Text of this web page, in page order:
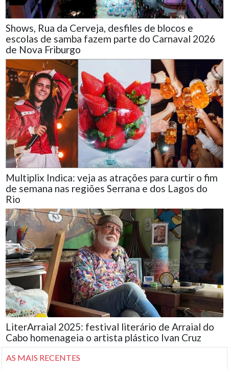
Shows, Rua da Cerveja, desfiles de blocos e
escolas de samba fazem parte do Carnaval 2026
de Nova Friburgo
Multiplix Indica: veja as atrações para curtir o fim
de semana nas regiões Serrana e dos Lagos do
Rio
LiterArraial 2025: festival literário de Arraial do
Cabo homenageia o artista plástico Ivan Cruz
AS MAIS RECENTES